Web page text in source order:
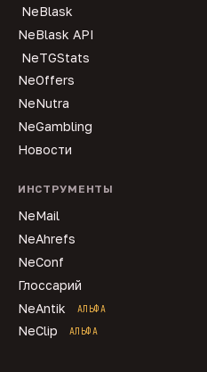
NeBlask
NeBlask API
NeTGStats
NeOffers
NeNutra
NeGambling
Новости
ИНСТРУМЕНТЫ
NeMail
NeAhrefs
NeConf
Глоссарий
NeAntik
АЛЬФА
NeClip АЛЬФА